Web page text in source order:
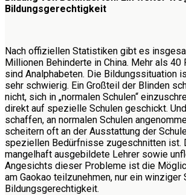
Bildungsgerechtigkeit
Nach offiziellen Statistiken gibt es
Millionen Behinderte in China. Mehr als 40
sind Analphabeten. Die Bildungssituation
sehr schwierig. Ein Großteil der Blinden
nicht, sich in „normalen Schulen“
direkt auf spezielle Schulen geschickt.
schaffen, an normalen Schulen
scheitern oft an der Ausstattung der
speziellen Bedürfnisse zugeschnitten ist.
mangelhaft ausgebildete Lehrer sowie
Angesichts dieser Probleme ist die
am Gaokao teilzunehmen, nur ein winziger
Bildungsgerechtigkeit.